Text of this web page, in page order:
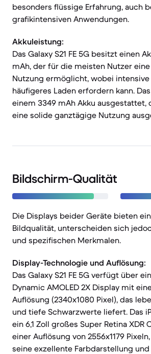
besonders flüssige Erfahrung, auch
grafikintensiven Anwendungen.
Akkuleistung:
Das Galaxy S21 FE 5G besitzt einen
mAh, der für die meisten Nutzer
Nutzung ermöglicht, wobei
häufigeres Laden erfordern kann.
einem 3349 mAh Akku ausgestattet,
eine solide ganztägige Nutzung
Bildschirm-Qualität
Die Displays beider Geräte bieten
Bildqualität, unterscheiden sich
und spezifischen Merkmalen.
Display-Technologie und Auflösung:
Das Galaxy S21 FE 5G verfügt über
Dynamic AMOLED 2X Display mit
Auflösung (2340x1080 Pixel), das
und tiefe Schwarzwerte liefert. Das
ein 6,1 Zoll großes Super Retina XDR
einer Auflösung von 2556x1179
seine exzellente Farbdarstellung